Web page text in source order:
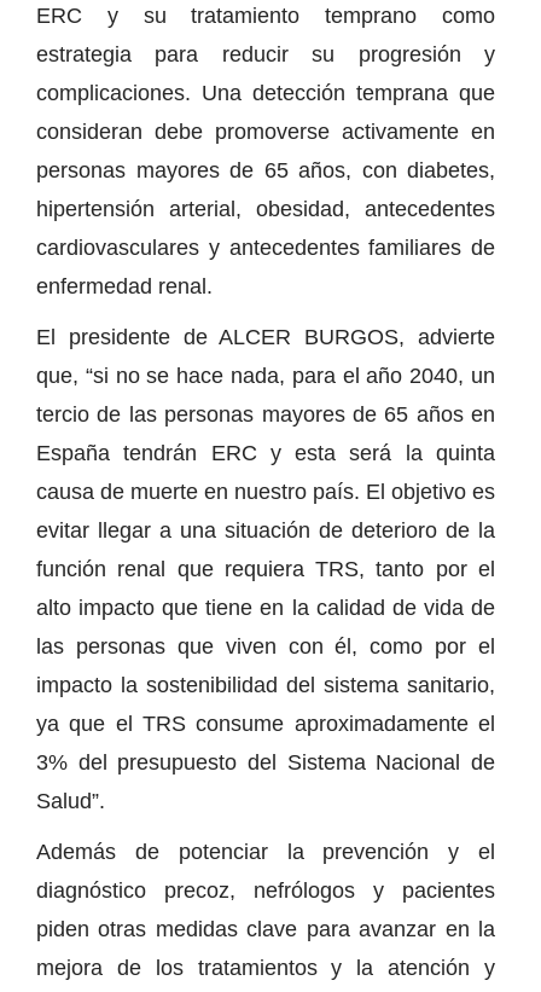
ERC y su tratamiento temprano como
estrategia para reducir su progresión y
complicaciones. Una detección temprana que
consideran debe promoverse activamente en
personas mayores de 65 años, con diabetes,
hipertensión arterial, obesidad, antecedentes
cardiovasculares y antecedentes familiares de
enfermedad renal.
El presidente de ALCER BURGOS, advierte
que, “si no se hace nada, para el año 2040, un
tercio de las personas mayores de 65 años en
España tendrán ERC y esta será la quinta
causa de muerte en nuestro país. El objetivo es
evitar llegar a una situación de deterioro de la
función renal que requiera TRS, tanto por el
alto impacto que tiene en la calidad de vida de
las personas que viven con él, como por el
impacto la sostenibilidad del sistema sanitario,
ya que el TRS consume aproximadamente el
3% del presupuesto del Sistema Nacional de
Salud”.
Además de potenciar la prevención y el
diagnóstico precoz, nefrólogos y pacientes
piden otras medidas clave para avanzar en la
mejora de los tratamientos y la atención y